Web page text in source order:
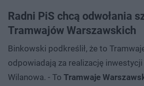
Radni PiS chcą odwołania
Tramwajów Warszawskich
Binkowski podkreślił, że to
odpowiadają za realizację
Wilanowa. - To Tramwaje